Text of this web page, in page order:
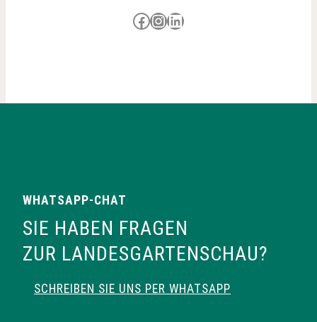
Besuche uns auf Facebook
Besuche uns auf Instagram
LinkedIn
WHATSAPP-CHAT
SIE HABEN FRAGEN
ZUR LANDESGARTENSCHAU?
SCHREIBEN SIE UNS PER WHATSAPP